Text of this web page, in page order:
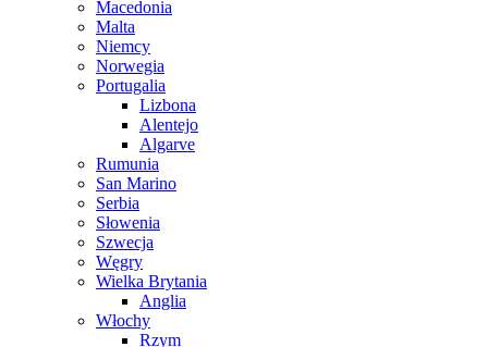
Macedonia
Malta
Niemcy
Norwegia
Portugalia
Lizbona
Alentejo
Algarve
Rumunia
San Marino
Serbia
Słowenia
Szwecja
Węgry
Wielka Brytania
Anglia
Włochy
Rzym